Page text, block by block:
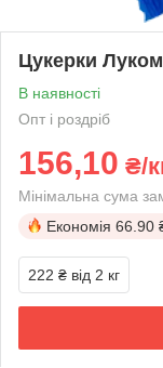
Цукерки
В наявності
Опт і роздріб
156,10 ₴/
Мінімальна сума
Економія 66.90
222 ₴ від 2 кг